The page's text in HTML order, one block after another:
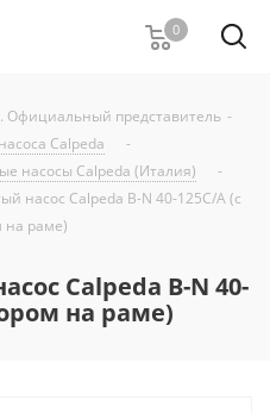
0
Официальный представитель -
Calpeda
-
насосы Calpeda (Италия)
-
насос Calpeda B-N 40-125C/A (с
на раме)
Calpeda B-N 40-
на раме)